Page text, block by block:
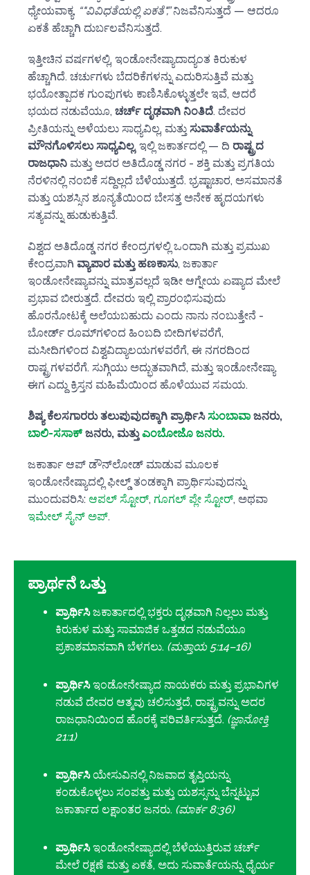
ಧ್ಯೇಯವಾಕ್ಯ, “"ವಿವಿಧತೆಯಲ್ಲಿ ಏಕತೆ",”ನಿಜವೆನಿಸುತ್ತದೆ — ಆದರೂ
ಏಕತೆ ಹೆಚ್ಚಾಗಿ ದುರ್ಬಲವೆನಿಸುತ್ತದೆ.
ಇತ್ತೀಚಿನ ವರ್ಷಗಳಲ್ಲಿ, ಇಂಡೋನೇಷ್ಯಾದಾದ್ಯಂತ ಕಿರುಕುಳ
ಹೆಚ್ಚಾಗಿದೆ. ಚರ್ಚುಗಳು ಬೆದರಿಕೆಗಳನ್ನು ಎದುರಿಸುತ್ತಿವೆ ಮತ್ತು
ಭಯೋತ್ಪಾದಕ ಗುಂಪುಗಳು ಕಾಣಿಸಿಕೊಳ್ಳುತ್ತಲೇ ಇವೆ, ಆದರೆ
ಭಯದ ನಡುವೆಯೂ, ಚರ್ಚ್ ದೃಢವಾಗಿ ನಿಂತಿದೆ. ದೇವರ
ಪ್ರೀತಿಯನ್ನು ಅಳೆಯಲು ಸಾಧ್ಯವಿಲ್ಲ, ಮತ್ತು ಸುವಾರ್ತೆಯನ್ನು
ಮೌನಗೊಳಿಸಲು ಸಾಧ್ಯವಿಲ್ಲ. ಇಲ್ಲಿ ಜಕಾರ್ತದಲ್ಲಿ — ದಿ ರಾಷ್ಟ್ರದ
ರಾಜಧಾನಿ ಮತ್ತು ಅದರ ಅತಿದೊಡ್ಡ ನಗರ - ಶಕ್ತಿ ಮತ್ತು ಪ್ರಗತಿಯ
ನೆರಳಿನಲ್ಲಿ ನಂಬಿಕೆ ಸದ್ದಿಲ್ಲದೆ ಬೆಳೆಯುತ್ತದೆ. ಭ್ರಷ್ಟಾಚಾರ, ಅಸಮಾನತೆ
ಮತ್ತು ಯಶಸ್ಸಿನ ಶೂನ್ಯತೆಯಿಂದ ಬೇಸತ್ತ ಅನೇಕ ಹೃದಯಗಳು
ಸತ್ಯವನ್ನು ಹುಡುಕುತ್ತಿವೆ.
ವಿಶ್ವದ ಅತಿದೊಡ್ಡ ನಗರ ಕೇಂದ್ರಗಳಲ್ಲಿ ಒಂದಾಗಿ ಮತ್ತು ಪ್ರಮುಖ
ಕೇಂದ್ರವಾಗಿ ವ್ಯಾಪಾರ ಮತ್ತು ಹಣಕಾಸು, ಜಕಾರ್ತಾ
ಇಂಡೋನೇಷ್ಯಾವನ್ನು ಮಾತ್ರವಲ್ಲದೆ ಇಡೀ ಆಗ್ನೇಯ ಏಷ್ಯಾದ ಮೇಲೆ
ಪ್ರಭಾವ ಬೀರುತ್ತದೆ. ದೇವರು ಇಲ್ಲಿ ಪ್ರಾರಂಭಿಸುವುದು
ಹೊರನೋಟಕ್ಕೆ ಅಲೆಯಬಹುದು ಎಂದು ನಾನು ನಂಬುತ್ತೇನೆ -
ಬೋರ್ಡ್ ರೂಮ್‌ಗಳಿಂದ ಹಿಂಬದಿ ಬೀದಿಗಳವರೆಗೆ,
ಮಸೀದಿಗಳಿಂದ ವಿಶ್ವವಿದ್ಯಾಲಯಗಳವರೆಗೆ, ಈ ನಗರದಿಂದ
ರಾಷ್ಟ್ರಗಳವರೆಗೆ. ಸುಗ್ಗಿಯು ಅದ್ಭುತವಾಗಿದೆ, ಮತ್ತು ಇಂಡೋನೇಷ್ಯಾ
ಈಗ ಎದ್ದು ಕ್ರಿಸ್ತನ ಮಹಿಮೆಯಿಂದ ಹೊಳೆಯುವ ಸಮಯ.
ಶಿಷ್ಯ ಕೆಲಸಗಾರರು ತಲುಪುವುದಕ್ಕಾಗಿ ಪ್ರಾರ್ಥಿಸಿಸುಂಬಾವಾ ಜನರು,
ಬಾಲಿ-ಸಸಾಕ್ಜನರು, ಮತ್ತುಎಂಬೋಜೊ ಜನರು.
ಜಕಾರ್ತಾ ಆಪ್ ಡೌನ್‌ಲೋಡ್ ಮಾಡುವ ಮೂಲಕ
ಇಂಡೋನೇಷ್ಯಾದಲ್ಲಿ ಫೀಲ್ಡ್ ತಂಡಕ್ಕಾಗಿ ಪ್ರಾರ್ಥಿಸುವುದನ್ನು
ಮುಂದುವರಿಸಿ: ಆಪಲ್ ಸ್ಟೋರ್, ಗೂಗಲ್ ಪ್ಲೇ ಸ್ಟೋರ್, ಅಥವಾ
ಇಮೇಲ್ ಸೈನ್ ಅಪ್.
ಪ್ರಾರ್ಥನೆ ಒತ್ತು
ಪ್ರಾರ್ಥಿಸಿಜಕಾರ್ತಾದಲ್ಲಿ ಭಕ್ತರು ದೃಢವಾಗಿ ನಿಲ್ಲಲು ಮತ್ತು
ಕಿರುಕುಳ ಮತ್ತು ಸಾಮಾಜಿಕ ಒತ್ತಡದ ನಡುವೆಯೂ
ಪ್ರಕಾಶಮಾನವಾಗಿ ಬೆಳಗಲು. (ಮತ್ತಾಯ 5:14–16)
ಪ್ರಾರ್ಥಿಸಿಇಂಡೋನೇಷ್ಯಾದ ನಾಯಕರು ಮತ್ತು ಪ್ರಭಾವಿಗಳ
ನಡುವೆ ದೇವರ ಆತ್ಮವು ಚಲಿಸುತ್ತದೆ, ರಾಷ್ಟ್ರವನ್ನು ಅದರ
ರಾಜಧಾನಿಯಿಂದ ಹೊರಕ್ಕೆ ಪರಿವರ್ತಿಸುತ್ತದೆ. (ಜ್ಞಾನೋಕ್ತಿ
21:1)
ಪ್ರಾರ್ಥಿಸಿಯೇಸುವಿನಲ್ಲಿ ನಿಜವಾದ ತೃಪ್ತಿಯನ್ನು
ಕಂಡುಕೊಳ್ಳಲು ಸಂಪತ್ತು ಮತ್ತು ಯಶಸ್ಸನ್ನು ಬೆನ್ನಟ್ಟುವ
ಜಕಾರ್ತಾದ ಲಕ್ಷಾಂತರ ಜನರು. (ಮಾರ್ಕ 8:36)
ಪ್ರಾರ್ಥಿಸಿಇಂಡೋನೇಷ್ಯಾದಲ್ಲಿ ಬೆಳೆಯುತ್ತಿರುವ ಚರ್ಚ್
ಮೇಲೆ ರಕ್ಷಣೆ ಮತ್ತು ಏಕತೆ, ಅದು ಸುವಾರ್ತೆಯನ್ನು ಧೈರ್ಯ